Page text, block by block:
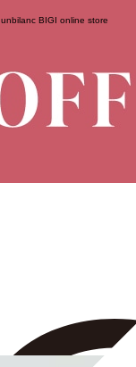
unbilanc BIGI online store